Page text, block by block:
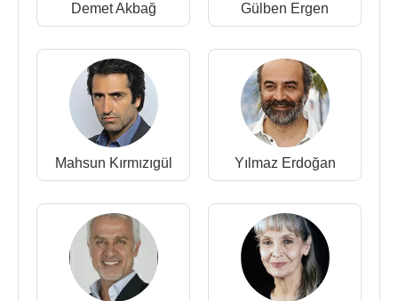
Oyuncu
2014 - Manda Yuvası (Deli Akile Teyze)(Sinema
Filmi)
2014 - Mihrap Yerinde (TV Dizisi)
2012 - Gına (Seslendirme)(TV Dizisi)
2011 - Yasemin Yalçın İle (TV Dizisi)
2010 - Yasemince (Sürahi Hanım, Gülazer, Alican,
2008 - Aman Annem Görmesin (Kaçık Hatçe)(TV
Dizisi)
2005 - AB'nin Yolları Taştan (Suzan Çekirdek) (TV
Demet Akbağ Gülben Ergen
Mahsun Kırmızıgül Yılmaz Erdoğan